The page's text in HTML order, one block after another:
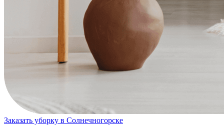
Заказать уборку в Солнечногорске